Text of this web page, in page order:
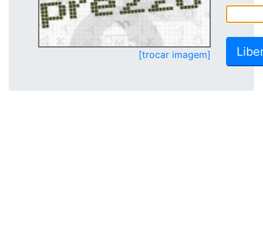
[trocar imagem]